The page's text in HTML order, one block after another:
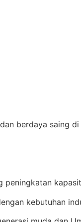
berdaya saing
peningkatan
kebutuhan